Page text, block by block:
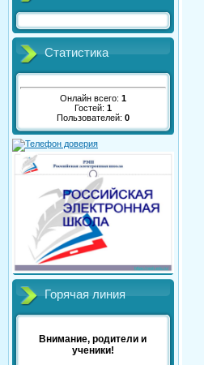
Статистика
Онлайн всего: 1
Гостей: 1
Пользователей: 0
Горячая линия
Внимание, родители и
ученики!